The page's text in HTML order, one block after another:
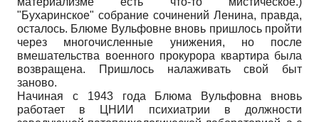
"Бухаринское" собрание сочинений Ленина, правда,
осталось. Блюме Вульфовне вновь пришлось пройти
через многочисленные унижения, но после
вмешательства военного прокурора квартира была
возвращена. Пришлось налаживать свой быт
заново.
Начиная с 1943 года Блюма Вульфовна вновь
работает в ЦНИИ психиатрии в должности